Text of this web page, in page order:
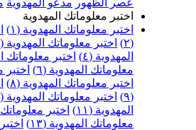
مدعو المهدوية متفرقة جميع
معلوماتك المهدوية
معلوماتك المهدوية (١)
اختبر
اختبر معلوماتك المهدوية (٣)
اختبر
اختبر معلوماتك المهدوية (٥)
المهدوية (٦)
اختبر معلوماتك
معلوماتك المهدوية (٨)
اختبر
اختبر معلوماتك المهدوية (١٠)
اختبر
اختبر معلوماتك المهدوية (١٢)
المهدوية (١٣)
اختبر معلوماتك